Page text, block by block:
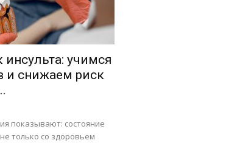
инсульта: учимся
и снижаем риск
показывают: состояние
только со здоровьем